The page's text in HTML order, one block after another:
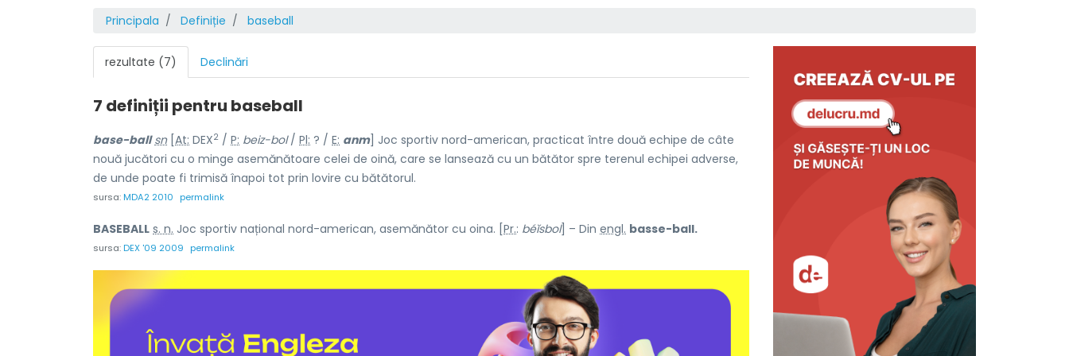
Principala Definiție baseball
rezultate (7) Declinări
7 definiții pentru baseball
base-ball sn[ At: DEX2 / P: beiz-bol/ Pl: ? / E: anm] Joc sportiv nord-american, practicat între două echipe de câte
nouă jucători cu o minge asemănătoare celei de oină, care se lansează cu un bătător spre terenul echipei adverse,
de unde poate fi trimisă înapoi tot prin lovire cu bătătorul.
sursa:MDA2 2010 permalink
BASEBALL s. n. Joc sportiv național nord-american, asemănător cu oina. [ Pr.: béĭsbol] – Din engl. basse-ball.
sursa:DEX '09 2009 permalink